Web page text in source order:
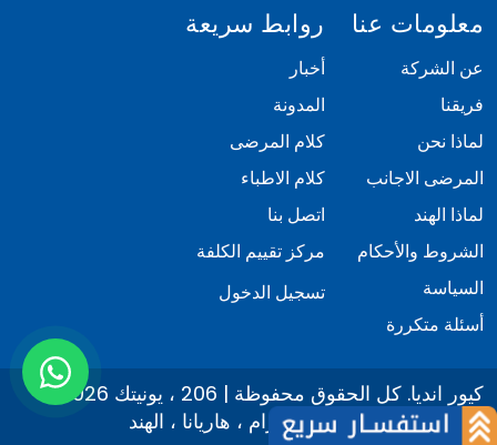
معلومات عنا
عن الشركة
فريقنا
لماذا نحن
المرضى الاجانب
لماذا الهند
الشروط والأحكام
السياسة
أسئلة متكررة
روابط سريعة
أخبار
المدونة
كلام المرضى
كلام الاطباء
اتصل بنا
مركز تقييم الكلفة
تسجيل الدخول
© 2026 كيور انديا. كل الحقوق محفوظة | 206 ، يونيتك
أركاديا ،قطاع 49 ، غوروغرام ، هاريانا ، الهند